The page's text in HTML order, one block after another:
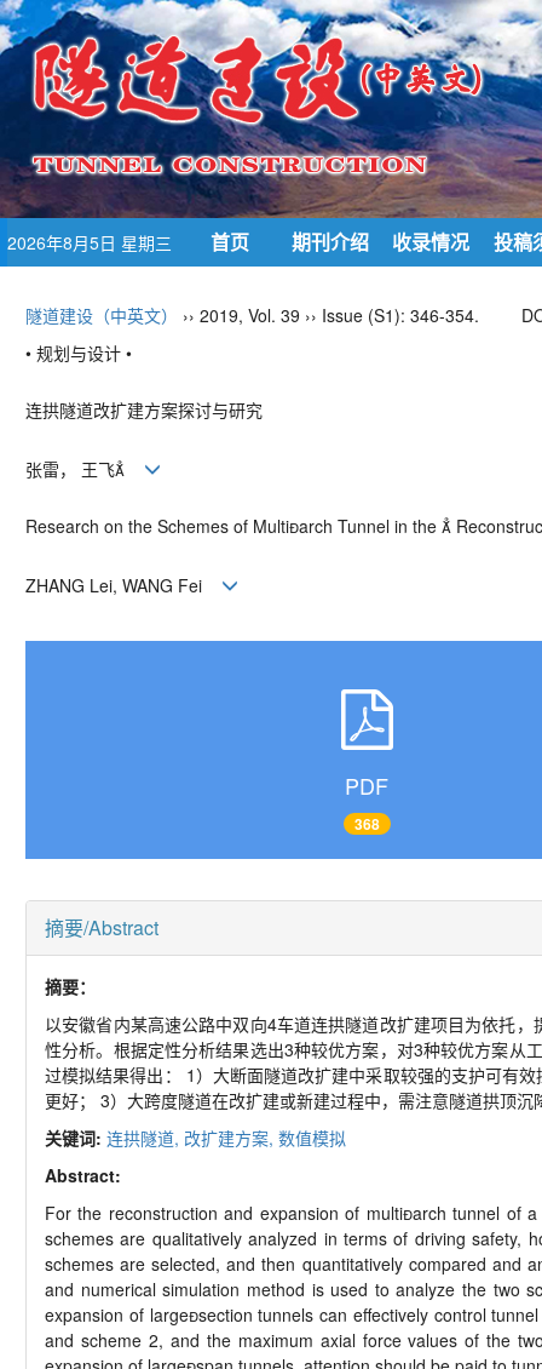
2026年8月5日 星期三 首页 期刊介绍 收录情况 投稿
隧道建设（中英文） ›› 2019, Vol. 39 ›› Issue (S1): 346-354.
• 规划与设计 •
连拱隧道改扩建方案探讨与研究
张雷， 王飞
Research on the Schemes of Multiarch Tunnel in the 
ZHANG Lei, WANG Fei
PDF
368
摘要/Abstract
摘要：
以安徽省内某高速公路中双向4车道连拱隧道改扩建项目为依托
性分析。根据定性分析结果选出3种较优方案，对3种较优方案从
过模拟结果得出： 1）大断面隧道改扩建中采取较强的支护可有
更好； 3）大跨度隧道在改扩建或新建过程中，需注意隧道拱顶
关键词: 连拱隧道, 改扩建方案, 数值模拟
Abstract:
For the reconstruction and expansion of multiarch tunnel of
schemes are qualitatively analyzed in terms of driving safety,
schemes are selected, and then quantitatively compared and
and numerical simulation method is used to analyze the two
expansion of largesection tunnels can effectively control
and scheme 2, and the maximum axial force values of the